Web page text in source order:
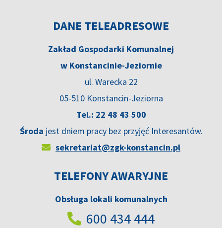
DANE TELEADRESOWE
Zakład Gospodarki Komunalnej
w Konstancinie-Jeziornie
ul. Warecka 22
05-510 Konstancin-Jeziorna
Tel.: 22 48 43 500
Środa jest dniem pracy bez przyjęć Interesantów.
sekretariat@zgk-konstancin.pl
TELEFONY AWARYJNE
Obsługa lokali komunalnych
600 434 444